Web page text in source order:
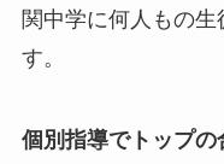
関中学に何人もの
す。
個別指導でトップの